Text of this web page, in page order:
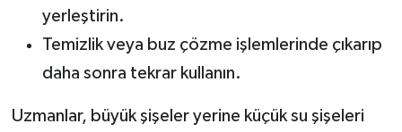
yerleştirin.
Temizlik veya buz çözme işlemlerinde çıkarıp
daha sonra tekrar kullanın.
Uzmanlar, büyük şişeler yerine küçük su şişeleri